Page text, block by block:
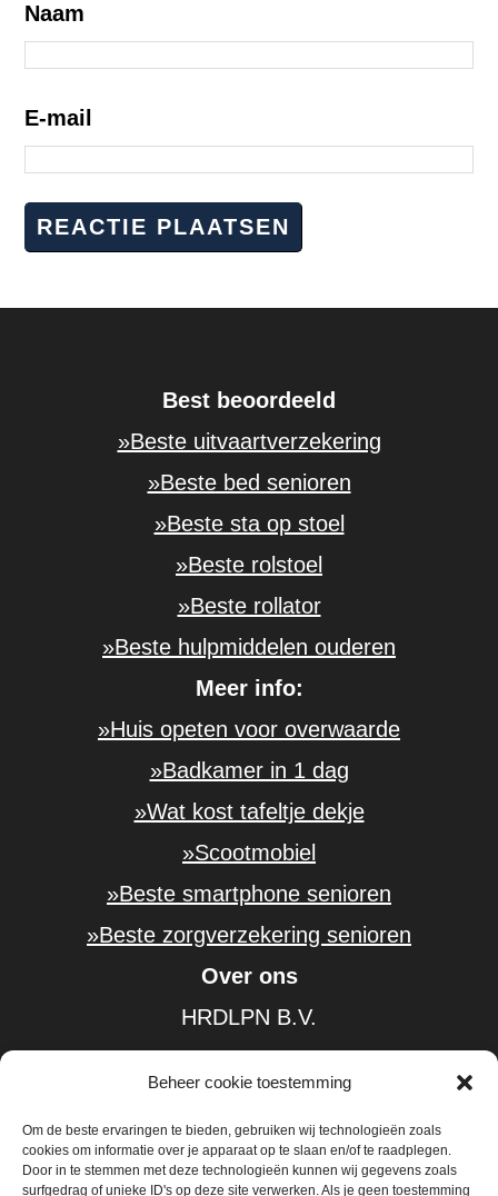
Beheer cookie toestemming
Om de beste ervaringen te bieden, gebruiken wij technologieën zoals
cookies om informatie over je apparaat op te slaan en/of te raadplegen.
Door in te stemmen met deze technologieën kunnen wij gegevens zoals
surfgedrag of unieke ID's op deze site verwerken. Als je geen toestemming
Naam
E-mail
Best beoordeeld
»Beste uitvaartverzekering
»Beste bed senioren
»Beste sta op stoel
»Beste rolstoel
»Beste rollator
»Beste hulpmiddelen ouderen
Meer info:
»Huis opeten voor overwaarde
»Badkamer in 1 dag
»Wat kost tafeltje dekje
»Scootmobiel
»Beste smartphone senioren
»Beste zorgverzekering senioren
Over ons
HRDLPN B.V.
KvK-nummer: 61584185
BTW-nummer: NL854402226B01
»Over
»Traplift prijs